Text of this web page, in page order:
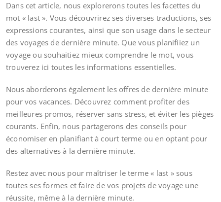
Dans cet article, nous explorerons toutes les facettes du
mot « last ». Vous découvrirez ses diverses traductions, ses
expressions courantes, ainsi que son usage dans le secteur
des voyages de dernière minute. Que vous planifiiez un
voyage ou souhaitiez mieux comprendre le mot, vous
trouverez ici toutes les informations essentielles.
Nous aborderons également les offres de dernière minute
pour vos vacances. Découvrez comment profiter des
meilleures promos, réserver sans stress, et éviter les pièges
courants. Enfin, nous partagerons des conseils pour
économiser en planifiant à court terme ou en optant pour
des alternatives à la dernière minute.
Restez avec nous pour maîtriser le terme « last » sous
toutes ses formes et faire de vos projets de voyage une
réussite, même à la dernière minute.